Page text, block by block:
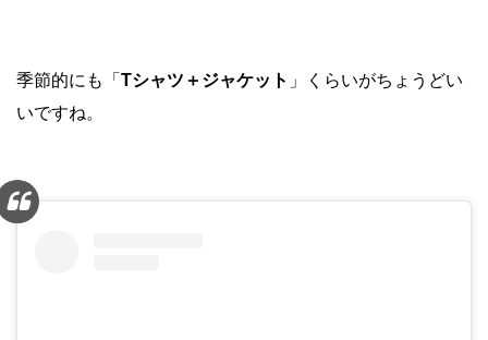
季節的にも「 Tシャツ＋ジャケット 」くらいがちょうどい
いですね。